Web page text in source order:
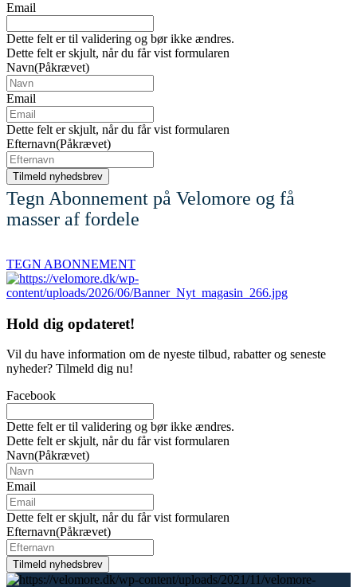
Email
Dette felt er til validering og bør ikke ændres.
Dette felt er skjult, når du får vist formularen
Navn(Påkrævet)
Email
Dette felt er skjult, når du får vist formularen
Efternavn(Påkrævet)
Tegn Abonnement på Velomore og få
masser af fordele
TEGN ABONNEMENT
Hold dig opdateret!
Vil du have information om de nyeste tilbud, rabatter og seneste
nyheder? Tilmeld dig nu!
Facebook
Dette felt er til validering og bør ikke ændres.
Dette felt er skjult, når du får vist formularen
Navn(Påkrævet)
Email
Dette felt er skjult, når du får vist formularen
Efternavn(Påkrævet)